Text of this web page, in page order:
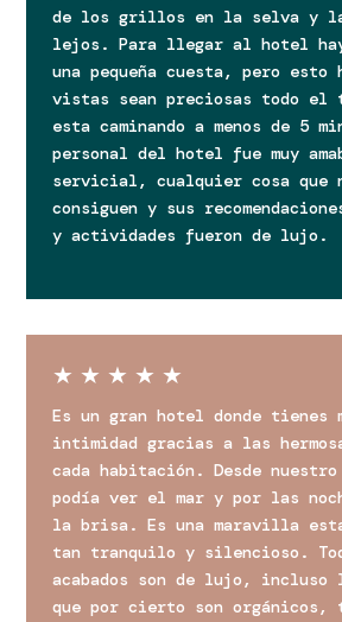
de los grillos en la selva y
lejos. Para llegar al hotel
una pequeña cuesta, pero esto
vistas sean preciosas todo el
esta caminando a menos de 5
personal del hotel fue muy
servicial, cualquier cosa que
consiguen y sus
y actividades fueron de lujo.
★ ★ ★ ★ ★
Es un gran hotel donde tienes
intimidad gracias a las
cada habitación. Desde
podía ver el mar y por las
la brisa. Es una maravilla
tan tranquilo y silencioso.
acabados son de lujo, incluso
que por cierto son orgánicos,